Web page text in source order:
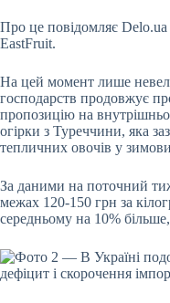
Про це повідомляє
EastFruit.
На цей момент лише
господарств продовжує
пропозицію на
огірки з Туреччини, яка
тепличних овочів у
За даними на поточний
межах 120-150 грн за
середньому на 10%